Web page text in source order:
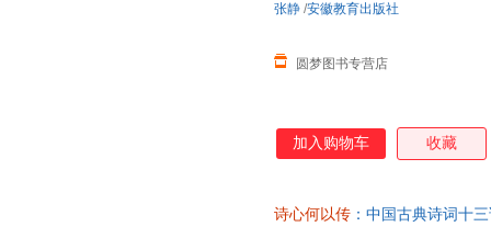
圆梦图书专营店
张静 /安徽教育出版社
加入购物车 收藏
诗心何以传 ：中国古典诗词十